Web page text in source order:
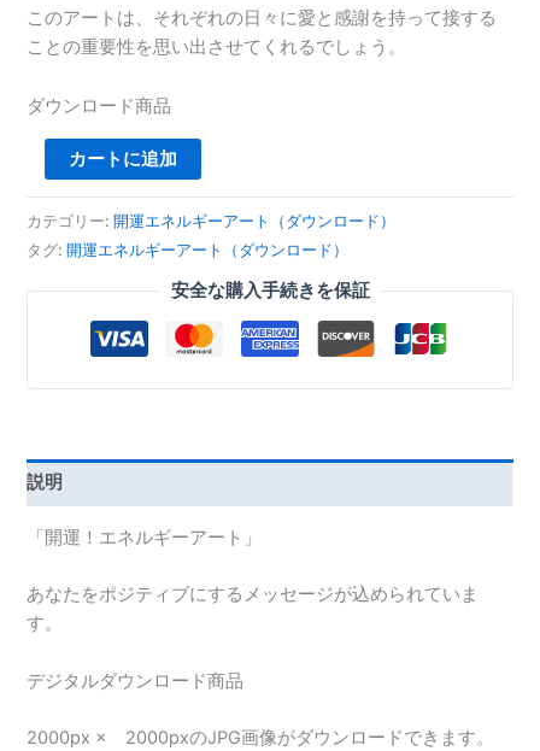
このアートは、それぞれの日々に愛と感謝を持って接する
ことの重要性を思い出させてくれるでしょう。
ダウンロード商品
カートに追加
カテゴリー:開運エネルギーアート（ダウンロード）
タグ:開運エネルギーアート（ダウンロード）
安全な購入手続きを保証
説明
「開運！エネルギーアート」
あなたをポジティブにするメッセージが込められていま
す。
デジタルダウンロード商品
2000px × 2000pxのJPG画像がダウンロードできます。